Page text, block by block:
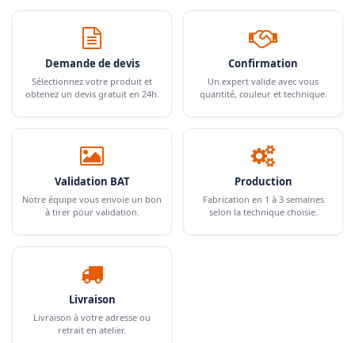
Demande de devis
Sélectionnez votre produit et
obtenez un devis gratuit en 24h.
Confirmation
Un expert valide avec vous
quantité, couleur et technique.
Validation BAT
Notre équipe vous envoie un bon
à tirer pour validation.
Production
Fabrication en 1 à 3 semaines
selon la technique choisie.
Livraison
Livraison à votre adresse ou
retrait en atelier.